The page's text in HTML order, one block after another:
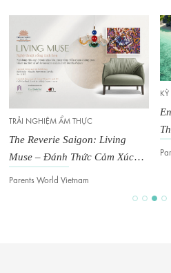
TRẢI NGHIỆM ẨM THỰC
The Reverie Saigon: Living
Muse – Đánh Thức Cảm Xúc
Trong Không Gian Đương Đại
Parents World Vietnam